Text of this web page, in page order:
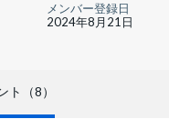
メンバー登録日
2024年8月21日
ト（8）